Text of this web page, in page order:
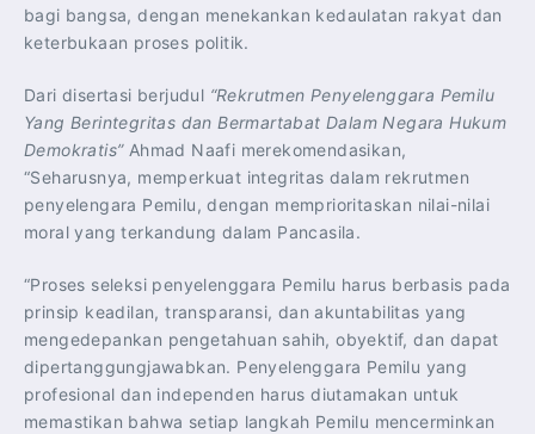
bagi bangsa, dengan menekankan kedaulatan rakyat dan
keterbukaan proses politik.
Dari disertasi berjudul “Rekrutmen Penyelenggara Pemilu
Yang Berintegritas dan Bermartabat Dalam Negara Hukum
Demokratis”Ahmad Naafi merekomendasikan,
“Seharusnya, memperkuat integritas dalam rekrutmen
penyelengara Pemilu, dengan memprioritaskan nilai-nilai
moral yang terkandung dalam Pancasila.
“Proses seleksi penyelenggara Pemilu harus berbasis pada
prinsip keadilan, transparansi, dan akuntabilitas yang
mengedepankan pengetahuan sahih, obyektif, dan dapat
dipertanggungjawabkan. Penyelenggara Pemilu yang
profesional dan independen harus diutamakan untuk
memastikan bahwa setiap langkah Pemilu mencerminkan